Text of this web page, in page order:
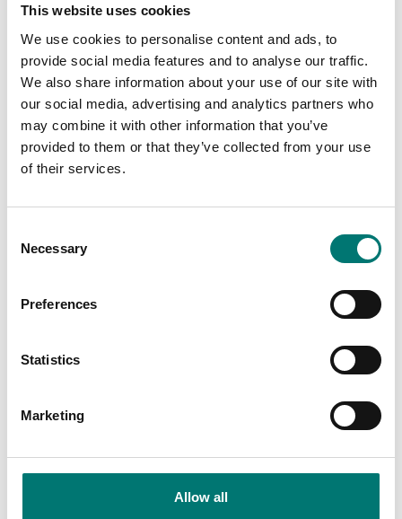
This website uses cookies
We use cookies to personalise content and ads, to
provide social media features and to analyse our traffic.
We also share information about your use of our site with
our social media, advertising and analytics partners who
may combine it with other information that you’ve
provided to them or that they’ve collected from your use
of their services.
Selection
Necessary
Preferences
Statistics
Marketing
Allow all
laboratorieapplikation
Artikelnr: TVO 500N300
38 380 kr Pris från: 57 400 kr
Premiummotoriserad
provbänk för
Finns i flera varianter
Ring verktyg för drag
och brottstest 5kN, 1 st